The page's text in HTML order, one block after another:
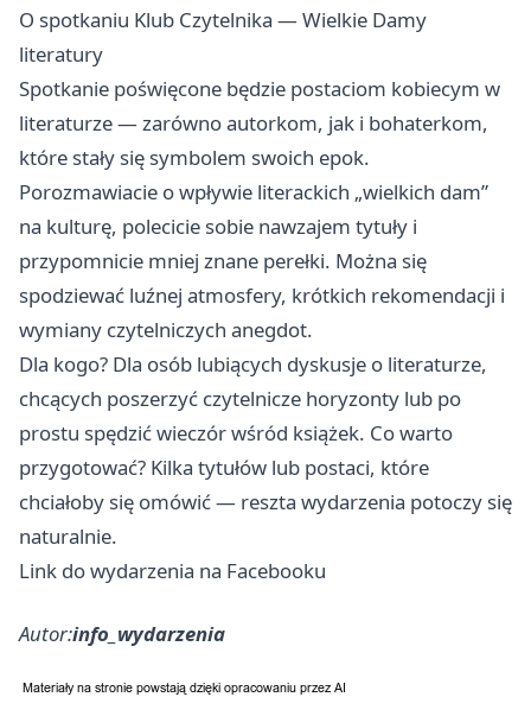
O spotkaniu Klub Czytelnika — Wielkie Damy
literatury
Spotkanie poświęcone będzie postaciom kobiecym w
literaturze — zarówno autorkom, jak i bohaterkom,
które stały się symbolem swoich epok.
Porozmawiacie o wpływie literackich „wielkich dam”
na kulturę, polecicie sobie nawzajem tytuły i
przypomnicie mniej znane perełki. Można się
spodziewać luźnej atmosfery, krótkich rekomendacji i
wymiany czytelniczych anegdot.
Dla kogo? Dla osób lubiących dyskusje o literaturze,
chcących poszerzyć czytelnicze horyzonty lub po
prostu spędzić wieczór wśród książek. Co warto
przygotować? Kilka tytułów lub postaci, które
chciałoby się omówić — reszta wydarzenia potoczy się
naturalnie.
Link do wydarzenia na Facebooku
Autor:info_wydarzenia